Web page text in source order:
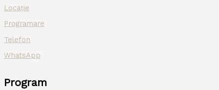
Locație
Programare
Telefon
WhatsApp
Program